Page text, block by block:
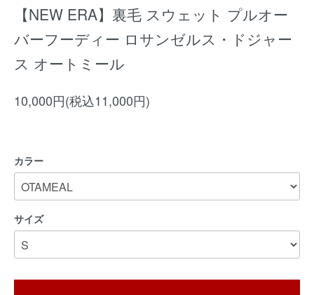
【NEW ERA】裏毛 スウェット プルオー
バーフーディー ロサンゼルス・ドジャー
ス オートミール
10,000円(税込11,000円)
カラー
サイズ